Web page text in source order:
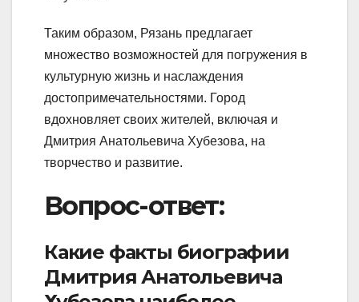
Таким образом, Рязань предлагает
множество возможностей для погружения в
культурную жизнь и наслаждения
достопримечательностями. Город
вдохновляет своих жителей, включая и
Дмитрия Анатольевича Хубезова, на
творчество и развитие.
Вопрос-ответ:
Какие факты биографии
Дмитрия Анатольевича